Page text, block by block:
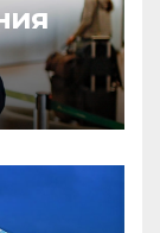
на